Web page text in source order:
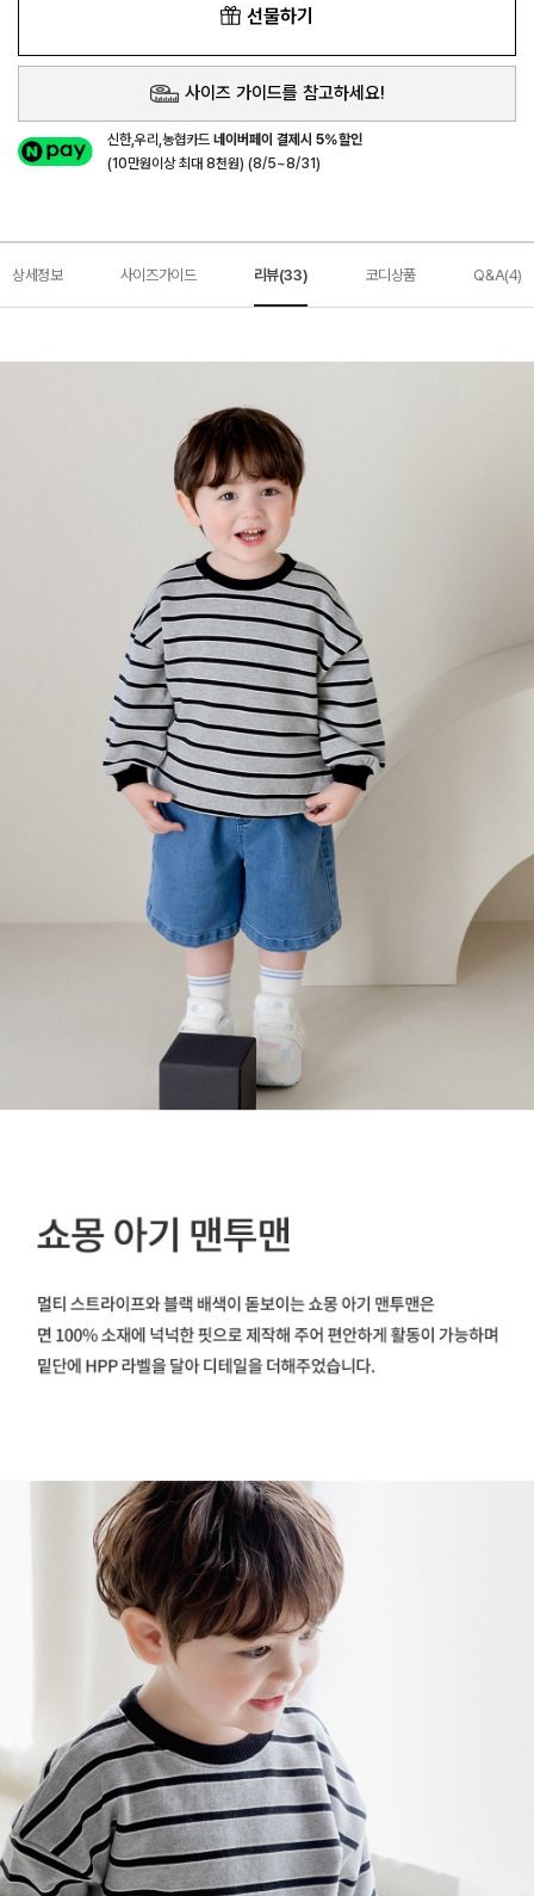
선물하기
사이즈 가이드를 참고하세요!
신한,우리,농협카드네이버페이 결제시 5%할인
(10만원이상 최대 8천원) (8/5~8/31)
상세정보 사이즈가이드 리뷰(33) 코디상품 Q&A(4)